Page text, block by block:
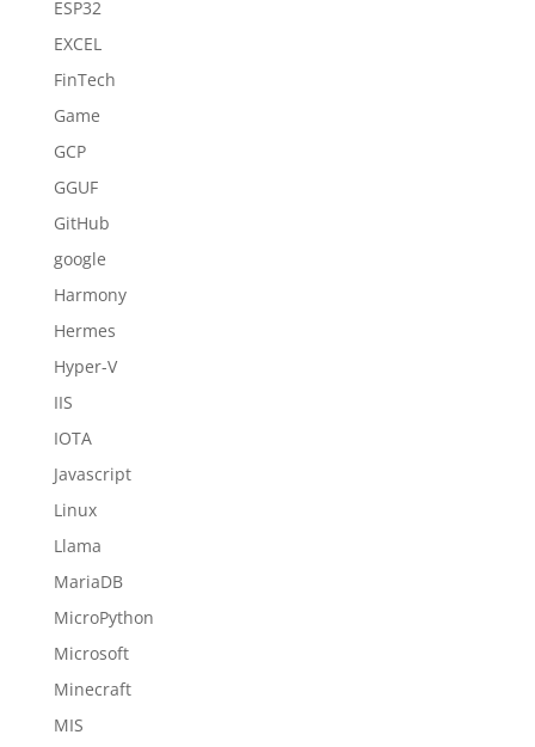
ESP32
EXCEL
FinTech
Game
GCP
GGUF
GitHub
google
Harmony
Hermes
Hyper-V
IIS
IOTA
Javascript
Linux
Llama
MariaDB
MicroPython
Microsoft
Minecraft
MIS